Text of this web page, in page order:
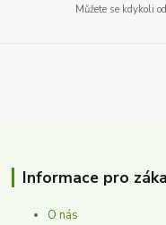
Můžete se kdykoli
Informace pro
O nás